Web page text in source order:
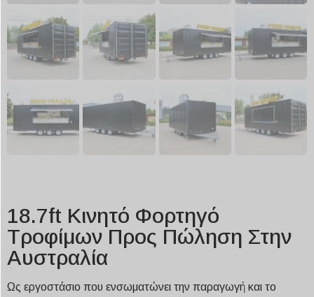
18.7ft Κινητό Φορτηγό
Τροφίμων Προς Πώληση Στην
Αυστραλία
Ως εργοστάσιο που ενσωματώνει την παραγωγή και το